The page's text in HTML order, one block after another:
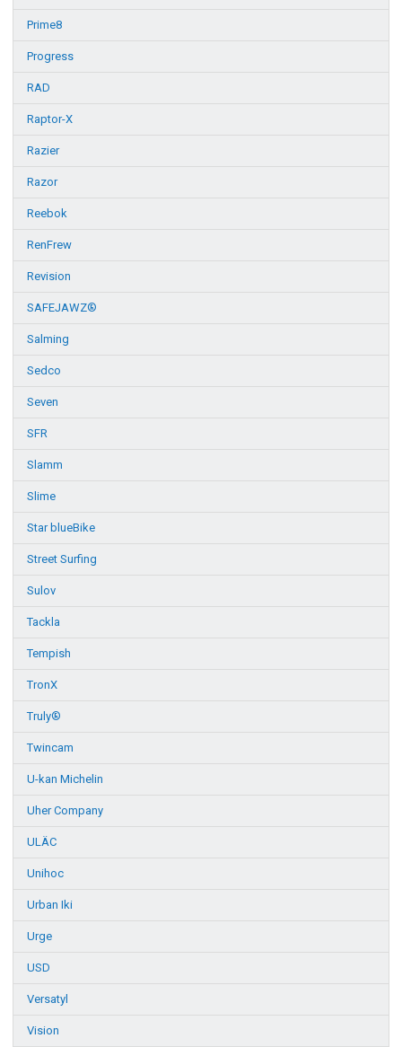
Prime8
Progress
RAD
Raptor-X
Razier
Razor
Reebok
RenFrew
Revision
SAFEJAWZ®
Salming
Sedco
Seven
SFR
Slamm
Slime
Star blueBike
Street Surfing
Sulov
Tackla
Tempish
TronX
Truly®
Twincam
U-kan Michelin
Uher Company
ULÄC
Unihoc
Urban Iki
Urge
USD
Versatyl
Vision